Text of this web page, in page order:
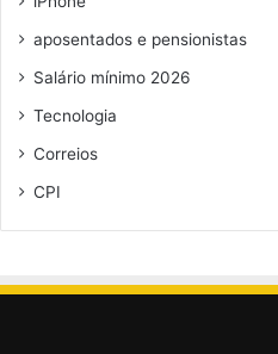
aposentados e pensionistas
Salário mínimo 2026
Tecnologia
Correios
CPI